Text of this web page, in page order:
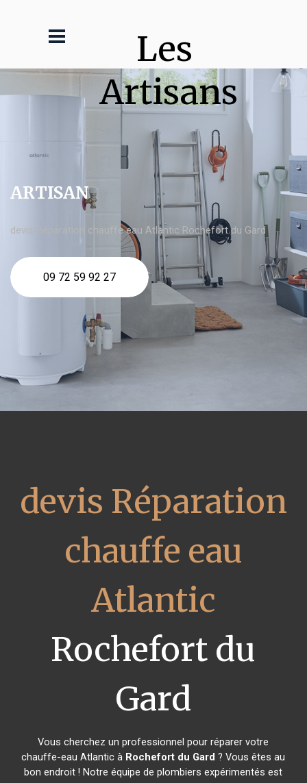
Les
Artisans
ARTISAN
devis Réparation chauffe eau Atlantic Rochefort du Gard
09 72 59 92 27
devis Réparation
chauffe eau
Atlantic
Rochefort du
Gard
Vous cherchez un professionnel pour réparer votre
chauffe-eau Atlantic à Rochefort du Gard ? Vous êtes au
bon endroit ! Notre équipe de plombiers expérimentés est